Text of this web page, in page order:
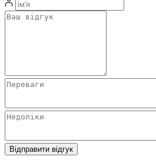
Відправити відгук